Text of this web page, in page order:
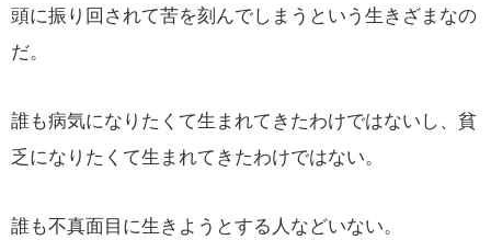
頭に振り回されて苦を刻んでしまうという生きざまなの
だ。
誰も病気になりたくて生まれてきたわけではないし、貧
乏になりたくて生まれてきたわけではない。
誰も不真面目に生きようとする人などいない。